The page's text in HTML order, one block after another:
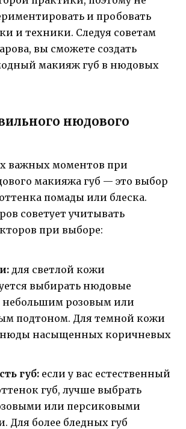
и пробовать
и техники. Следуя советам
вы сможете создать
макияж губ в нюдовых
нюдового
важных моментов при
макияжа губ — это выбор
помады или блеска.
советует учитывать
при выборе:
для светлой кожи
выбирать нюдовые
небольшим розовым или
подтоном. Для темной кожи
нюды насыщенных коричневых
губ: если у вас естественный
губ, лучше выбрать
или персиковыми
Для более бледных губ